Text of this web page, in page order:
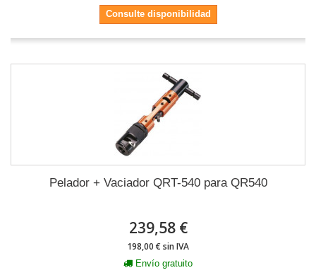
Consulte disponibilidad
Pelador + Vaciador QRT-540 para QR540
239,58 €
198,00 € sin IVA
Envío gratuito